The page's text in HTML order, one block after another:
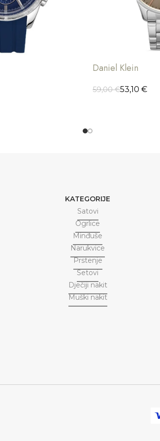
Daniel Klein
59,00€53,10 €
KATEGORIJE
Satovi
Ogrlice
Minđuše
Narukvice
Prstenje
Setovi
Dječiji nakit
Muški nakit